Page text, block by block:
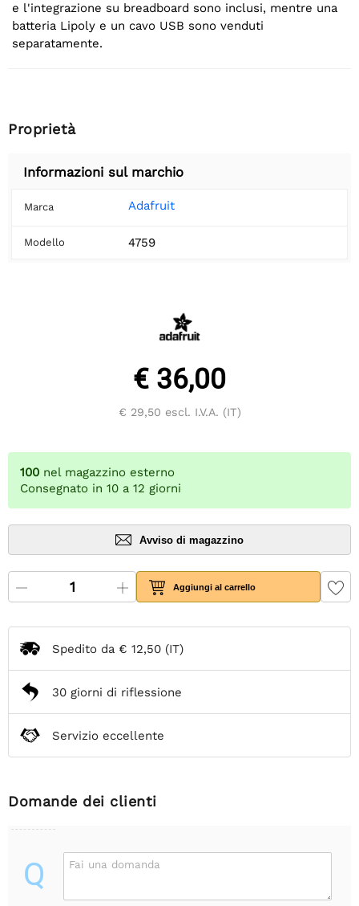
e l'integrazione su breadboard sono inclusi, mentre una
batteria Lipoly e un cavo USB sono venduti
separatamente.
Proprietà
Informazioni sul marchio
Marca Adafruit
Modello 4759
€ 36,00
€ 29,50 escl. I.V.A. (IT)
100 nel magazzino esterno
Consegnato in 10 a 12 giorni
Avviso di magazzino
Aggiungi al carrello
Spedito da € 12,50 (IT)
30 giorni di riflessione
Servizio eccellente
Domande dei clienti
Q Fai una domanda